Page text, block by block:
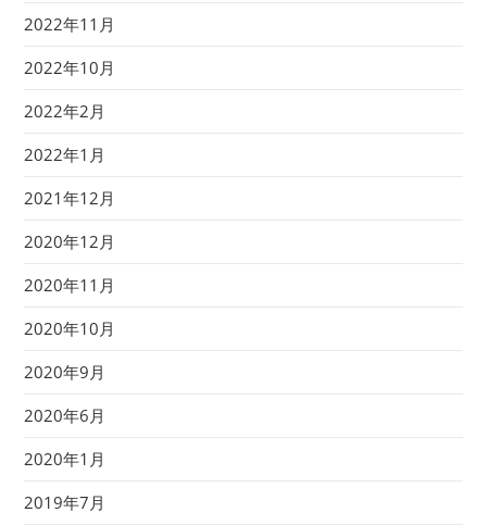
2022年11月
2022年10月
2022年2月
2022年1月
2021年12月
2020年12月
2020年11月
2020年10月
2020年9月
2020年6月
2020年1月
2019年7月